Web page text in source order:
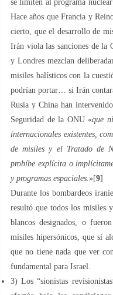
se limiten al programa
Hace años que Francia y
cierto, que el desarrollo de
Irán viola las sanciones de la
y Londres mezclan
misiles balísticos con la
podrían portar… si Irán
Rusia y China han
Seguridad de la ONU «que
internacionales existentes,
de misiles y el Tratado de
prohíbe explícita o
y programas espaciales. »[9]
Durante los bombardeos
resultó que todos los misiles
blancos designados, o
misiles hipersónicos, que sí
que no tiene nada que ver
fundamental para Israel.
3) Los “sionistas